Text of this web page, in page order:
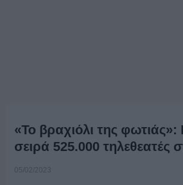
«Το βραχιόλι της φωτιάς»:
σειρά 525.000 τηλεθεατές
05/02/2023